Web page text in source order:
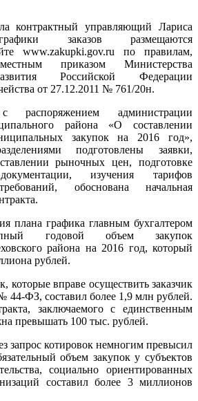
управляющий Лариса
заказов размещаются
www.zakupki.gov.ru по правилам,
приказом Министерства
Российской Федерации
от 27.12.2011 № 761/20н.
администрации
района «О составлении
закупок на 2016 год»,
подготовлены заявки,
рыночных цен, подготовке
изучения тарифов
обоснована начальная
графика главным бухгалтером
годовой объем закупок
района на 2016 год, который
рублей.
которые вправе осуществить заказчик
44-ФЗ, составил более 1,9 млн рублей.
заключаемого с единственным
превышать 100 тыс. рублей.
запрос котировок немногим превысил
объем закупок у субъектов
социально ориентированных
составил более 3 миллионов